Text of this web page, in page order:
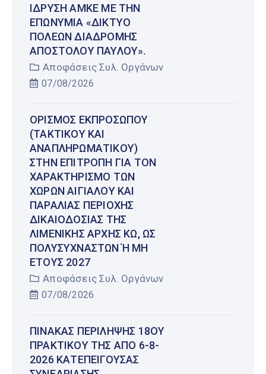
ΊΔΡΥΣΗ ΑΜΚΕ ΜΕ ΤΗΝ
ΕΠΩΝΥΜΊΑ «ΔΊΚΤΥΟ
ΠΌΛΕΩΝ ΔΙΑΔΡΟΜΉΣ
ΑΠΟΣΤΌΛΟΥ ΠΑΎΛΟΥ».
Αποφάσεις Συλ. Οργάνων
07/08/2026
ΟΡΙΣΜΌΣ ΕΚΠΡΟΣΏΠΟΥ
(ΤΑΚΤΙΚΟΎ ΚΑΙ
ΑΝΑΠΛΗΡΩΜΑΤΙΚΟΎ)
ΣΤΗΝ ΕΠΙΤΡΟΠΉ ΓΙΑ ΤΟΝ
ΧΑΡΑΚΤΗΡΙΣΜΌ ΤΩΝ
ΧΏΡΩΝ ΑΙΓΙΑΛΟΎ ΚΑΙ
ΠΑΡΑΛΊΑΣ ΠΕΡΙΟΧΉΣ
ΔΙΚΑΙΟΔΟΣΊΑΣ ΤΗΣ
ΛΙΜΕΝΙΚΉΣ ΑΡΧΉΣ ΚΩ, ΩΣ
ΠΟΛΥΣΎΧΝΑΣΤΩΝ Ή ΜΗ Έ
ΤΟΥΣ 2027
Αποφάσεις Συλ. Οργάνων
07/08/2026
ΠΊΝΑΚΑΣ ΠΕΡΊΛΗΨΗΣ 18ΟΥ
ΠΡΑΚΤΙΚΟΎ ΤΗΣ ΑΠΌ 6-8-
2026 ΚΑΤΕΠΕΊΓΟΥΣΑΣ